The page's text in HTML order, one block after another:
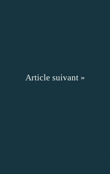
Article suivant »